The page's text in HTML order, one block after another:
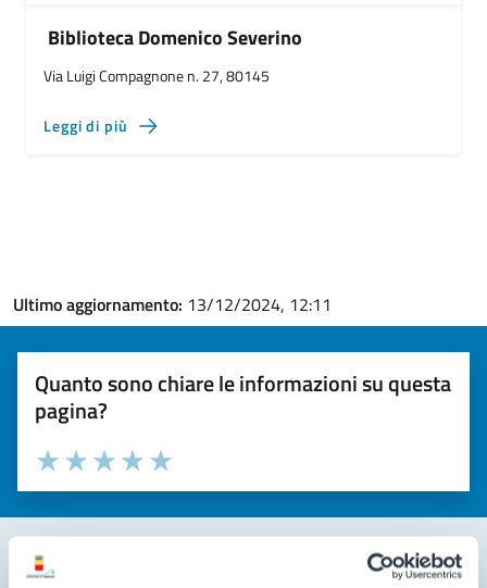
Biblioteca Domenico Severino
Via Luigi Compagnone n. 27, 80145
Leggi di più
Ultimo aggiornamento: 13/12/2024, 12:11
Quanto sono chiare le informazioni su questa
pagina?
Valuta la chiarezza delle informazioni (da 1 a 5 stelle)
Seleziona il numero di stelle per valutare la chiarezza delle
Valuta 5 stelle su 5
Valuta 4 stelle su 5
Valuta 3 stelle su 5
Valuta 2 stelle su 5
Valuta 1 stelle su 5